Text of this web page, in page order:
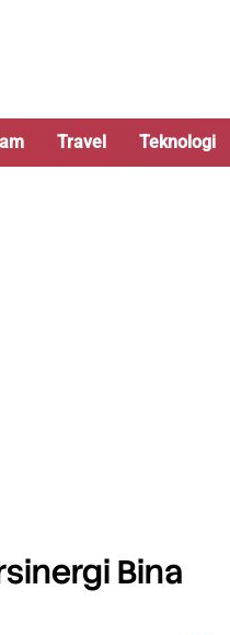
Travel Teknologi
Bina